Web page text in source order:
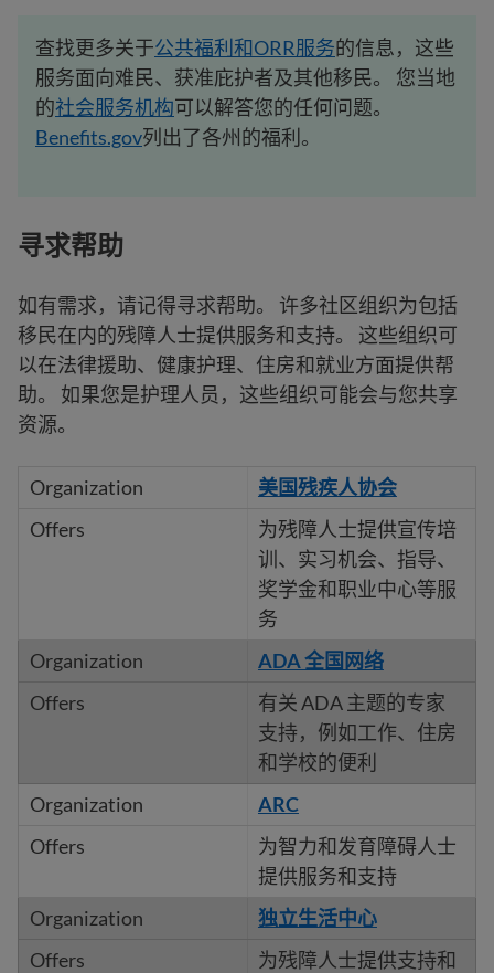
查找更多关于公共福利和ORR服务的信息，这些
服务面向难民、获准庇护者及其他移民。 您当地
的社会服务机构可以解答您的任何问题。
Benefits.gov列出了各州的福利。
寻求帮助
如有需求，请记得寻求帮助。 许多社区组织为包括
移民在内的残障人士提供服务和支持。 这些组织可
以在法律援助、健康护理、住房和就业方面提供帮
助。 如果您是护理人员，这些组织可能会与您共享
资源。
美国残疾人协会
为残障人士提供宣传培
训、实习机会、指导、
奖学金和职业中心等服
务
ADA 全国网络
有关 ADA 主题的专家
支持，例如工作、住房
和学校的便利
ARC
为智力和发育障碍人士
提供服务和支持
独立生活中心
为残障人士提供支持和